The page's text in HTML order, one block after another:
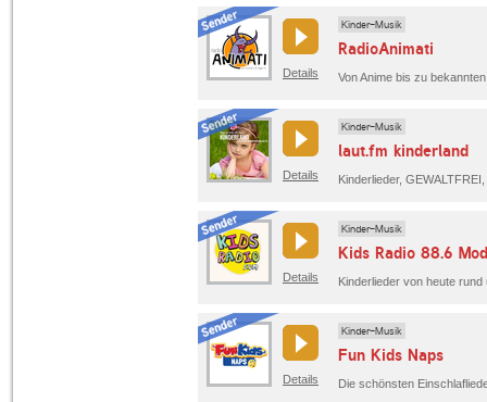
Details
Kinder-Musik
RadioAnimati
Details
Kinder-Musik
laut.fm kinderland
Details
Kinder-Musik
Kids Radio 88.6
Kinderlieder von heute
Details
Kinder-Musik
Fun Kids Naps
Die schönsten